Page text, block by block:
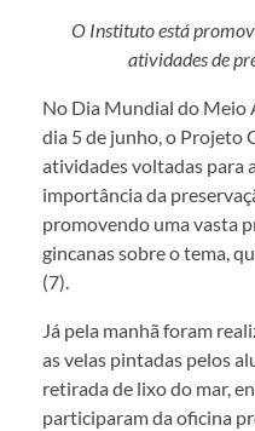
O Instituto está
atividades de
No Dia Mundial do Meio
dia 5 de junho, o Projeto
atividades voltadas para
importância da
promovendo uma vasta
gincanas sobre o tema,
(7).
Já pela manhã foram
as velas pintadas pelos
retirada de lixo do mar,
participaram da oficina